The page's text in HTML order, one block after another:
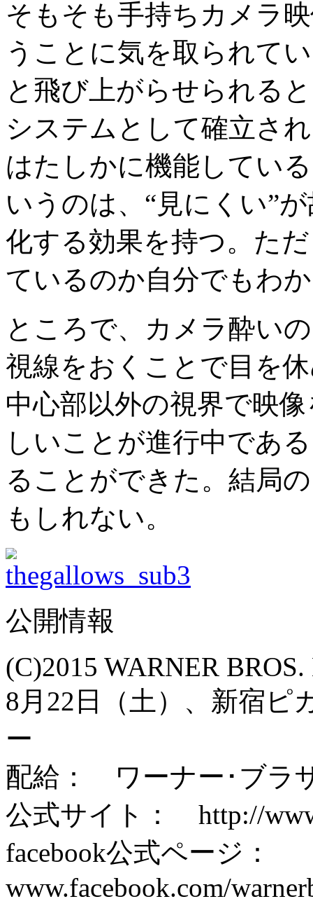
そもそも手持ちカメラ
うことに気を取られて
と飛び上がらせられる
システムとして確立さ
はたしかに機能してい
いうのは、“見にくい”
化する効果を持つ。た
ているのか自分でもわ
ところで、カメラ酔い
視線をおくことで目を
中心部以外の視界で映
しいことが進行中であ
ることができた。結局
もしれない。
公開情報
(C)2015 WARNER
8月22日（土）、新宿
ー
配給： ワーナー･ブラ
公式サイト： http://
facebook公式ページ：
www.facebook.com/